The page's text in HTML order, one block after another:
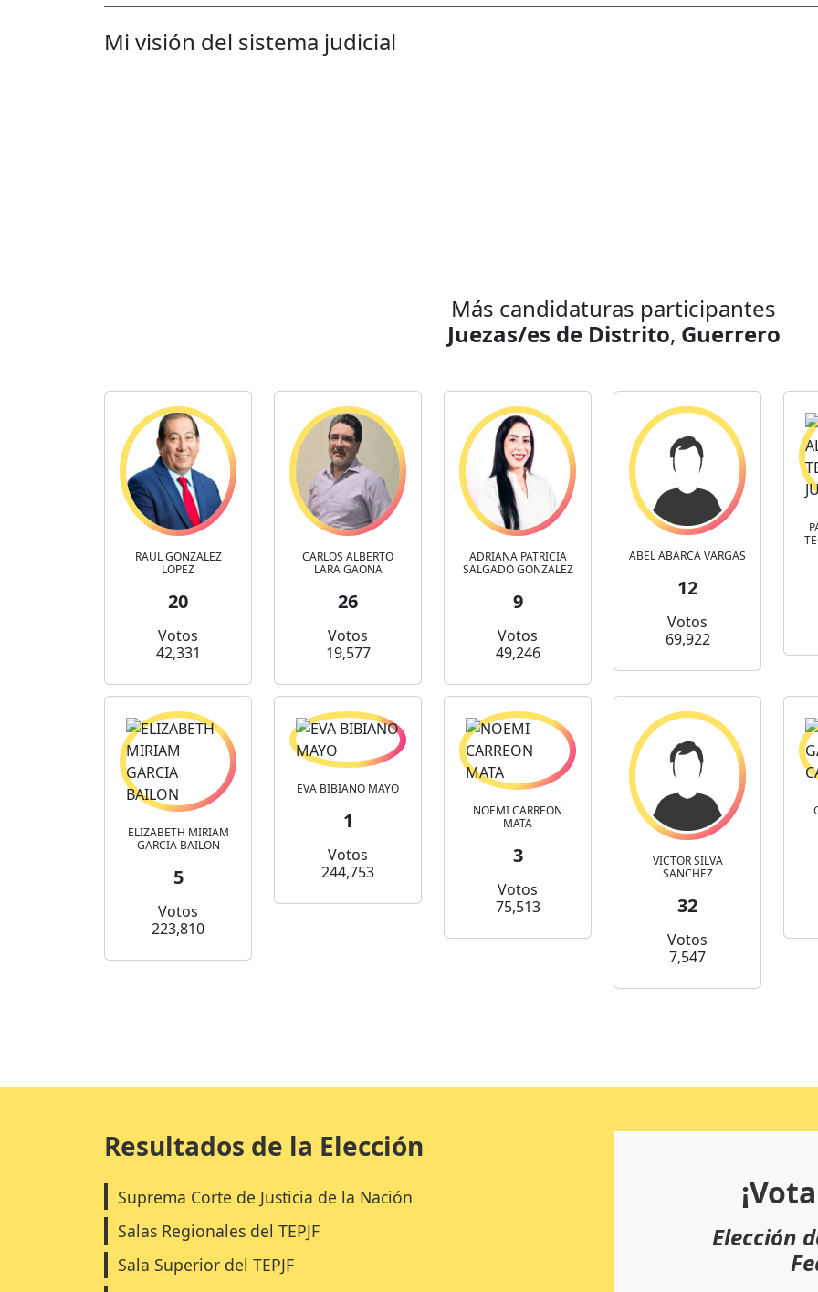
Mi visión del sistema judicial
Más candidaturas participantes
Juezas/es de Distrito, Guerrero
RAUL GONZALEZ
LOPEZ
20
Votos
42,331
CARLOS ALBERTO
LARA GAONA
26
Votos
19,577
ADRIANA PATRICIA
SALGADO GONZALEZ
9
Votos
49,246
ABEL ABARCA VARGAS
12
Votos
69,922
ELIZABETH MIRIAM
GARCIA BAILON
5
Votos
223,810
EVA BIBIANO MAYO
1
Votos
244,753
NOEMI CARREON
MATA
3
Votos
75,513
VICTOR SILVA
SANCHEZ
32
Votos
7,547
Resultados de la Elección
Suprema Corte de Justicia de la Nación
Salas Regionales del TEPJF
Sala Superior del TEPJF
Elección